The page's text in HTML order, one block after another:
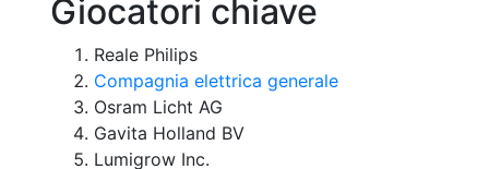
Giocatori chiave
Reale Philips
Compagnia elettrica generale
Osram Licht AG
Gavita Holland BV
Lumigrow Inc.